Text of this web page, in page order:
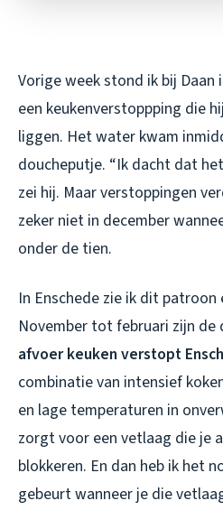
Vorige week stond ik bij
een keukenverstoppping die
liggen. Het water kwam
doucheputje. “Ik dacht dat
zei hij. Maar verstoppingen
zeker niet in december
onder de tien.
In Enschede zie ik dit
November tot februari zijn de
afvoer keuken verstopt
combinatie van intensief
en lage temperaturen in
zorgt voor een vetlaag die je
blokkeren. En dan heb ik het
gebeurt wanneer je die